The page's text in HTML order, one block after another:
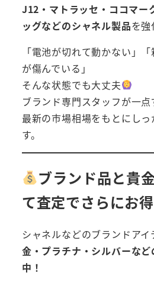
J12・マトラッセ・ココマー
ッグなどのシャネル製品を強
「電池が切れて動かない」
が傷んでいる」
そんな状態でも大丈夫
ブランド専門スタッフが一点
最新の市場相場をもとにし
す。
ブランド品と貴
て査定でさらにお得
シャネルなどのブランドアイ
金・プラチナ・シルバーな
中！